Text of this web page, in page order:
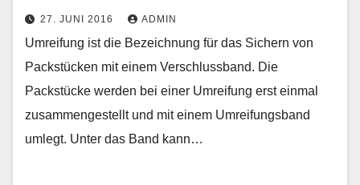
27. JUNI 2016 ADMIN
Umreifung ist die Bezeichnung für das Sichern von
Packstücken mit einem Verschlussband. Die
Packstücke werden bei einer Umreifung erst einmal
zusammengestellt und mit einem Umreifungsband
umlegt. Unter das Band kann…